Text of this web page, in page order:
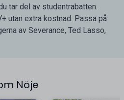
tar del av studentrabatten.
utan extra kostnad. Passa på
av Severance, Ted Lasso,
Nöje